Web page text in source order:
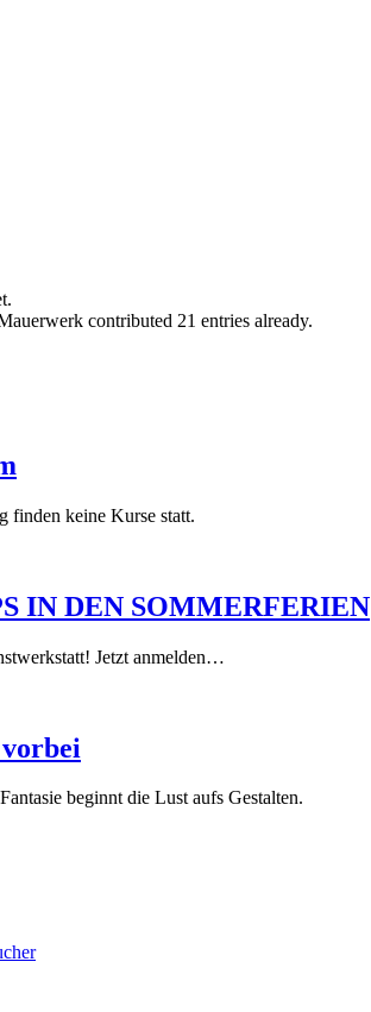
contributed 21 entries already.
finden keine Kurse statt.
IN DEN SOMMERFERIEN
Jetzt anmelden…
vorbei
beginnt die Lust aufs Gestalten.